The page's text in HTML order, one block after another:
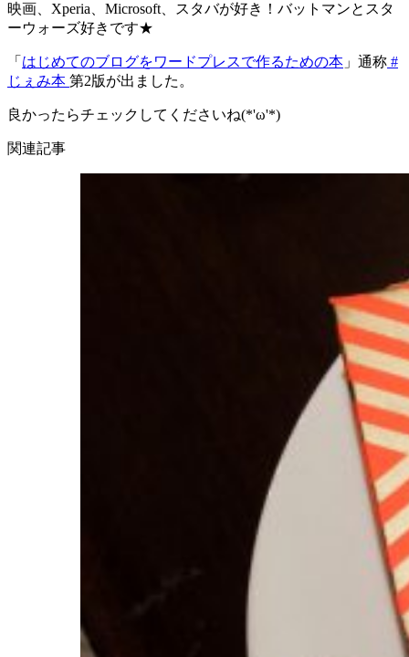
映画、Xperia、Microsoft、スタバが好き！バットマンとスタ
ーウォーズ好きです★
「 はじめてのブログをワードプレスで作るための本 」通称 #
じぇみ本 第2版が出ました。
良かったらチェックしてくださいね(*'ω'*)
関連記事